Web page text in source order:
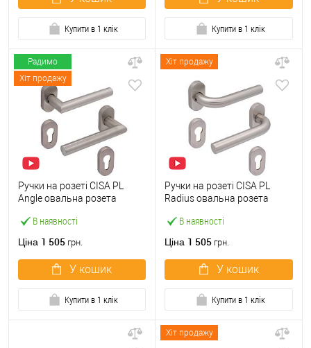
Купити в 1 клік Купити в 1 клік
Радимо
Хіт продажу
В наявності
Ручки на розеті CISA PL
Angle овальна розета
Ціна 1 505 грн.
У кошик
Купити в 1 клік
Хіт продажу
В наявності
Ручки на розеті CISA PL
Radius овальна розета
Ціна 1 505 грн.
У кошик
Купити в 1 клік
Хіт продажу